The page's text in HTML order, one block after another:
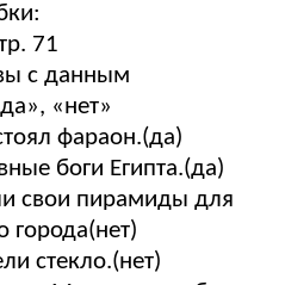
71
с данным
«нет»
фараон.(да)
боги Египта.(да)
свои пирамиды для
города(нет)
стекло.(нет)